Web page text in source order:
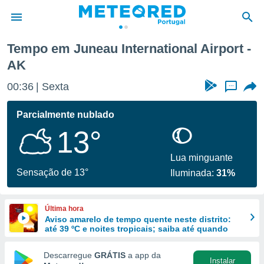
da
foi
para
fornecidas
e
forma
Tempo em Juneau International Airport -
AK
00:36 Sexta ...
Parcialmente nublado
13°
Sensação de 13°
Lua minguante
Iluminada:31%
Última hora
Aviso amarelo de tempo quente neste distrito:
até 39 ºC e noites tropicais; saiba até quando
Descarregue GRÁTIS a app da
Instalar